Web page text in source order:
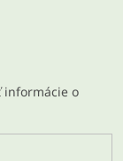
informácie o